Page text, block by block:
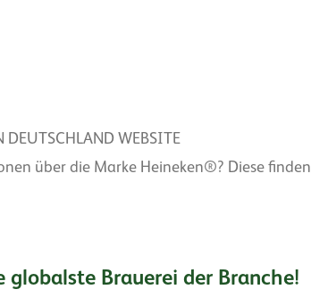
DEUTSCHLAND WEBSITE
über die Marke Heineken®? Diese finden
globalste Brauerei der Branche!